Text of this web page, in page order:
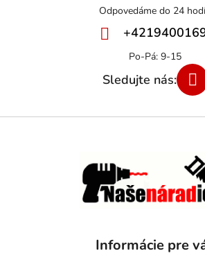
Informácie pre